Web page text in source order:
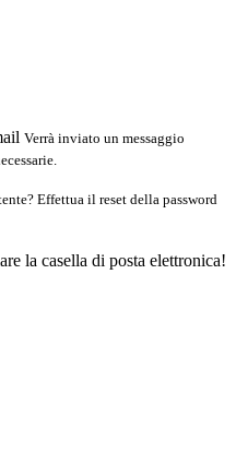
Verrà inviato un messaggio
Effettua il reset della password
la casella di posta elettronica!